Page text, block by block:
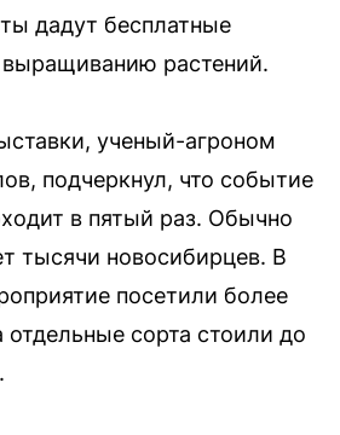
дадут бесплатные
растений.
ученый-агроном
подчеркнул, что событие
в пятый раз. Обычно
тысячи новосибирцев. В
посетили более
отдельные сорта стоили до